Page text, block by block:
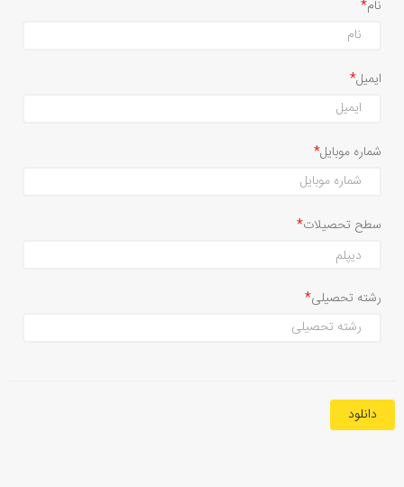
نام
ایمیل
شماره موبایل
سطح تحصیلات
رشته تحصیلی
دانلود